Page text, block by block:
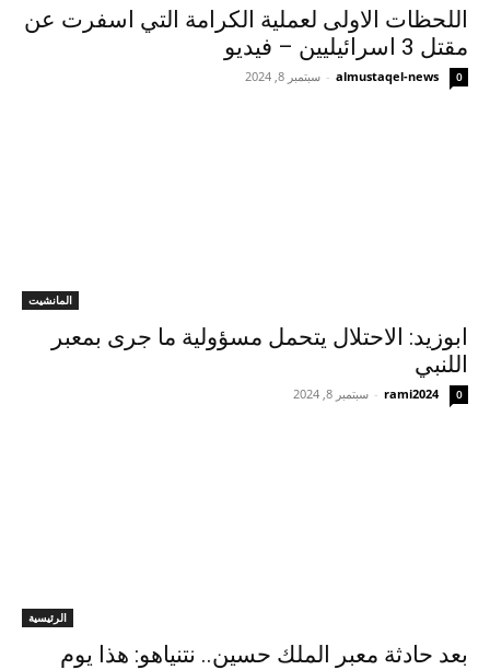
اللحظات الاولى لعملية الكرامة التي اسفرت عن
مقتل 3 اسرائيليين – فيديو
almustaqel-news
- سبتمبر 8, 2024 0
المانشيت
ابوزيد: الاحتلال يتحمل مسؤولية ما جرى بمعبر
اللنبي
rami2024
- سبتمبر 8, 2024 0
الرئيسية
بعد حادثة معبر الملك حسين.. نتنياهو: هذا يوم